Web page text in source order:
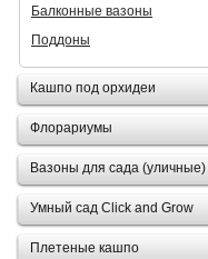
Балконные вазоны
Поддоны
Кашпо под орхидеи
Флорариумы
Вазоны для сада (уличные)
Умный сад Click and Grow
Плетеные кашпо